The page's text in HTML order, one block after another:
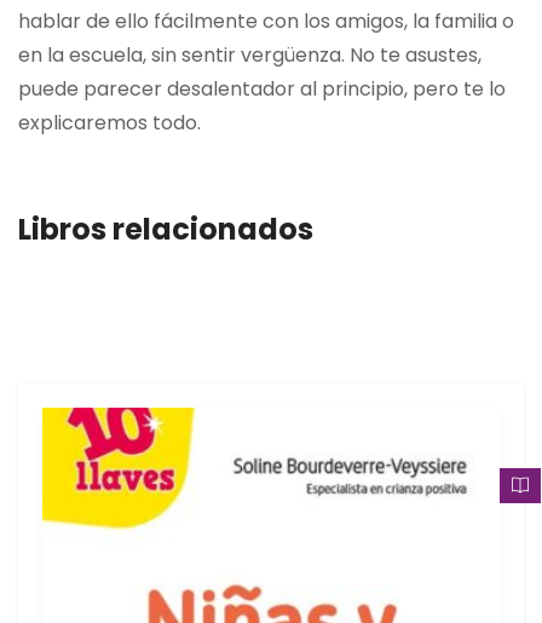
hablar de ello fácilmente con los amigos, la familia o
en la escuela, sin sentir vergüenza. No te asustes,
puede parecer desalentador al principio, pero te lo
explicaremos todo.
Libros relacionados